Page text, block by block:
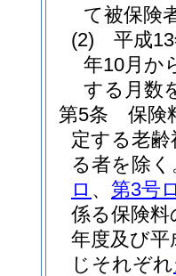
て被保険
(2)
平成
年10月か
する月数
第5条
保険
定する老
る者を除
ロ 、 第3号
係る保険料
年度及び
じそれぞれ